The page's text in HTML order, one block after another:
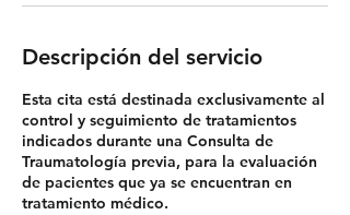
Descripción del servicio
Esta cita está destinada exclusivamente al
control y seguimiento de tratamientos
indicados durante una Consulta de
Traumatología previa, para la evaluación
de pacientes que ya se encuentran en
tratamiento médico.